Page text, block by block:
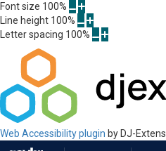
Font size 100%
Line height 100%
Letter spacing 100%
Web Accessibility plugin by DJ-